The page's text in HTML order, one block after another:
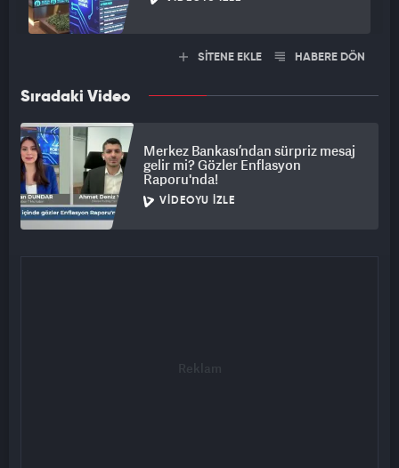
SİTENE EKLE HABERE DÖN
Sıradaki Video
Merkez Bankası’ndan sürpriz mesaj
gelir mi? Gözler Enflasyon
Raporu'nda!
VIDEOYU İZLE